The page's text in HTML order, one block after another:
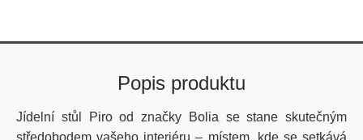
Popis produktu
Jídelní stůl Piro od značky Bolia se stane skutečným
středobodem vašeho interiéru – místem, kde se setkává